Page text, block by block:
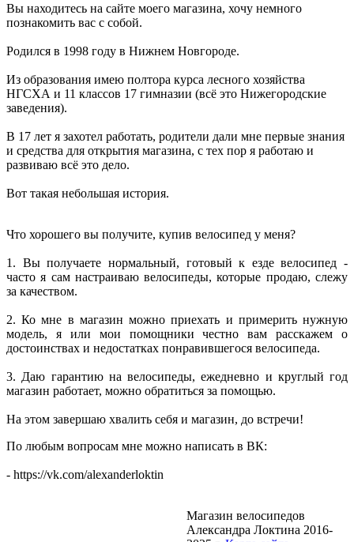
Вы находитесь на сайте моего магазина, хочу немного
познакомить вас с собой.
Родился в 1998 году в Нижнем Новгороде.
Из образования имею полтора курса лесного хозяйства
НГСХА и 11 классов 17 гимназии (всё это Нижегородские
заведения).
В 17 лет я захотел работать, родители дали мне первые знания
и средства для открытия магазина, с тех пор я работаю и
развиваю всё это дело.
Вот такая небольшая история.
Что хорошего вы получите, купив велосипед у меня?
1. Вы получаете нормальный, готовый к езде велосипед -
часто я сам настраиваю велосипеды, которые продаю, слежу
за качеством.
2. Ко мне в магазин можно приехать и примерить нужную
модель, я или мои помощники честно вам расскажем о
достоинствах и недостатках понравившегося велосипеда.
3. Даю гарантию на велосипеды, ежедневно и круглый год
магазин работает, можно обратиться за помощью.
На этом завершаю хвалить себя и магазин, до встречи!
По любым вопросам мне можно написать в ВК:
- https://vk.com/alexanderloktin
Магазин велосипедов
Александра Локтина 2016-